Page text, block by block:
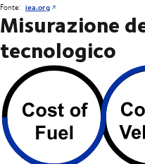
Fonte: iea.org
Misurazione
tecnologico